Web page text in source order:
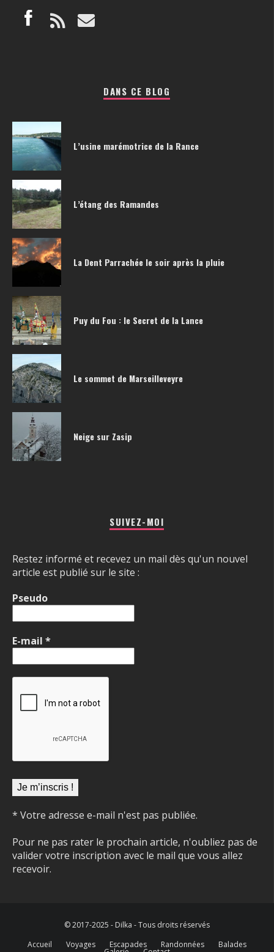
DANS CE BLOG
L’usine marémotrice de la Rance
L’étang des Ramandes
La Dent Parrachée le soir après la pluie
Puy du Fou : le Secret de la Lance
Le sommet de Marseilleveyre
Neige sur Zasip
SUIVEZ-MOI
Restez informé et recevez un mail dès qu'un nouvel
article est publié sur le site :
Pseudo
E-mail *
* Votre adresse e-mail n'est pas publiée.
Pour ne pas rater le prochain article, n'oubliez pas de
valider votre inscription avec le mail que vous allez
recevoir.
© 2017-2025 - Dilka - Tous droits réservés
Accueil
Voyages Escapades Randonnées Balades